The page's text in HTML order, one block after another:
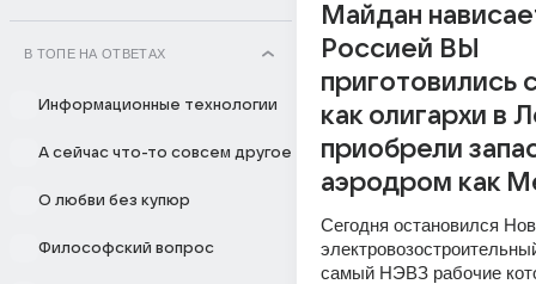
В ТОПЕ НА ОТВЕТАХ
Информационные технологии
А сейчас что-то совсем другое
О любви без купюр
Философский вопрос
Майдан
Россией ВЫ
приготовились
как олигархи в
приобрели
аэродром как
Сегодня остановился
самый НЭВЗ рабочие